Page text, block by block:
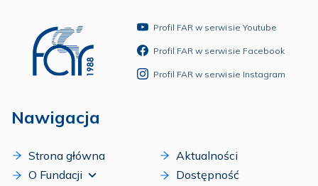
Profil FAR w serwisie Youtube
Profil FAR w serwisie Facebook
Profil FAR w serwisie Instagram
Nawigacja
Strona główna
O Fundacji
Aktualności
Dostępność